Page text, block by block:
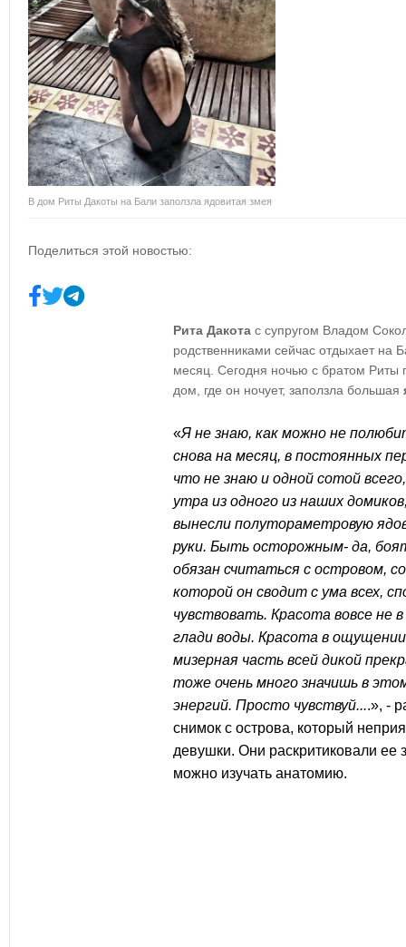
В дом Риты Дакоты на Бали заползла ядовитая змея
Поделиться этой новостью:
Рита Дакота с супругом Владом
родственниками сейчас отдыхает на
месяц. Сегодня ночью с братом Риты
дом, где он ночует, заползла большая
«Я не знаю, как можно не
снова на месяц, в постоянных
что не знаю и одной сотой
утра из одного из наших
вынесли полутораметровую
руки. Быть осторожным- да,
обязан считаться с островом,
которой он сводит с ума всех,
чувствовать. Красота вовсе не
глади воды. Красота в
мизерная часть всей дикой
тоже очень много значишь в
энергий. Просто чувствуй....», -
снимок с острова, который
девушки. Они раскритиковали ее
можно изучать анатомию.